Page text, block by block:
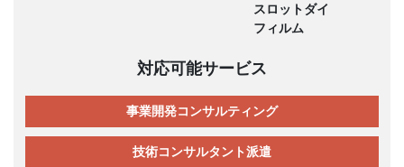
スロットダイ
フィルム
対応可能サービス
事業開発コンサルティング
技術コンサルタント派遣